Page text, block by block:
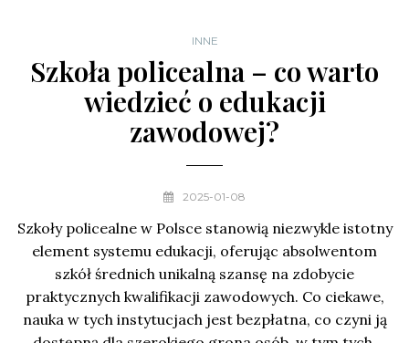
INNE
Szkoła policealna – co warto
wiedzieć o edukacji
zawodowej?
2025-01-08
Szkoły policealne w Polsce stanowią niezwykle istotny
element systemu edukacji, oferując absolwentom
szkół średnich unikalną szansę na zdobycie
praktycznych kwalifikacji zawodowych. Co ciekawe,
nauka w tych instytucjach jest bezpłatna, co czyni ją